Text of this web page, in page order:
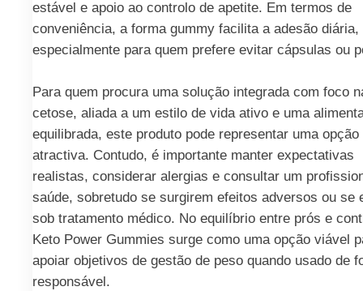
estável e apoio ao controlo de apetite. Em termos de
conveniência, a forma gummy facilita a adesão diária,
especialmente para quem prefere evitar cápsulas ou
Para quem procura uma solução integrada com foco
cetose, aliada a um estilo de vida ativo e uma
equilibrada, este produto pode representar uma opção
atractiva. Contudo, é importante manter expectativas
realistas, considerar alergias e consultar um
saúde, sobretudo se surgirem efeitos adversos ou se
sob tratamento médico. No equilíbrio entre prós e
Keto Power Gummies surge como uma opção viável
apoiar objetivos de gestão de peso quando usado de
responsável.